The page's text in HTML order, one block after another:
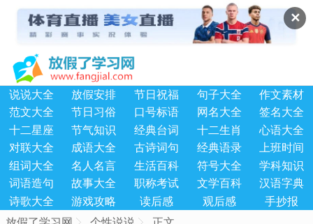
✕
说说大全 放假安排 节日祝福 句子大全
作文素材
范文大全
节日习俗 口号标语 网名大全
签名大全
十二星座
节气知识 经典台词 十二生肖
心语大全
对联大全
成语大全 古诗词句 经典语录
上班时间
组词大全
名人名言 生活百科 符号大全
学科知识
词语造句
故事大全 职称考试 文学百科
汉语字典
诗歌大全
游戏攻略 读后感 观后感
手抄报